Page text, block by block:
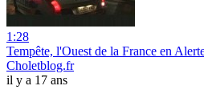
1:28
Tempête, l'Ouest de la France en
Choletblog.fr
il y a 17 ans